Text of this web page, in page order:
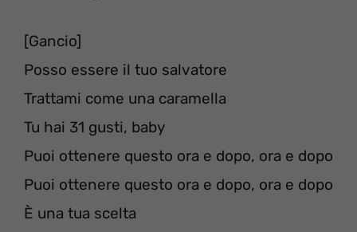
[Gancio]
Posso essere il tuo salvatore
Trattami come una caramella
Tu hai 31 gusti, baby
Puoi ottenere questo ora e dopo, ora e dopo
Puoi ottenere questo ora e dopo, ora e dopo
È una tua scelta